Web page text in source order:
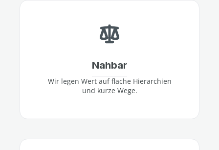
Nahbar
Wir legen Wert auf flache Hierarchien
und kurze Wege.